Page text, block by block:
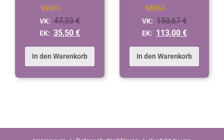
Bewertet mit
5
von 5
VK: 47,33€
EK: 35,50 €
In den Warenkorb
Bewertet
mit
4.9
von 5
VK: 150,67€
EK: 113,00 €
In den Warenkorb